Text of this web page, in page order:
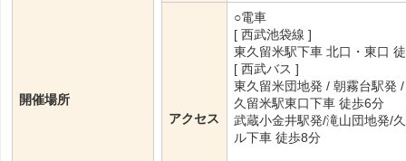
開催場所
アクセス
○電車
[ 西武池袋線 ]
東久留米駅下車 北口・東口
[ 西武バス ]
東久留米団地発 / 朝霧台駅発
久留米駅東口下車 徒歩6分
武蔵小金井駅発/滝山団地発/
ル下車 徒歩8分